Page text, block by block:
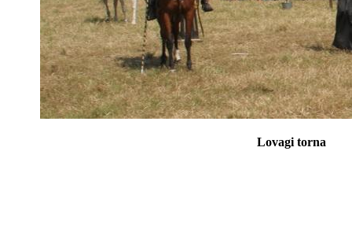
Lovagi torna